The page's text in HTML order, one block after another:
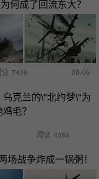
何成了回流东大？
读 7438 08-05
乌克兰的\"北约梦\"为
毛？
阅读 4466
场战争炸成一锅粥！